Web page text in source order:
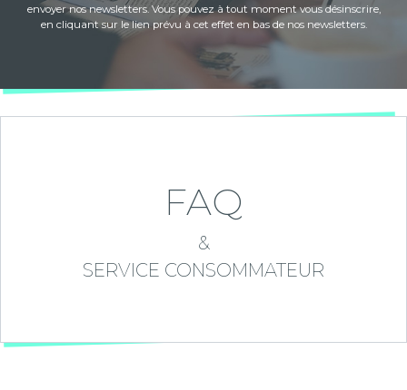
envoyer nos newsletters. Vous pouvez à tout moment vous désinscrire,
en cliquant sur le lien prévu à cet effet en bas de nos newsletters.
FAQ
&
SERVICE CONSOMMATEUR